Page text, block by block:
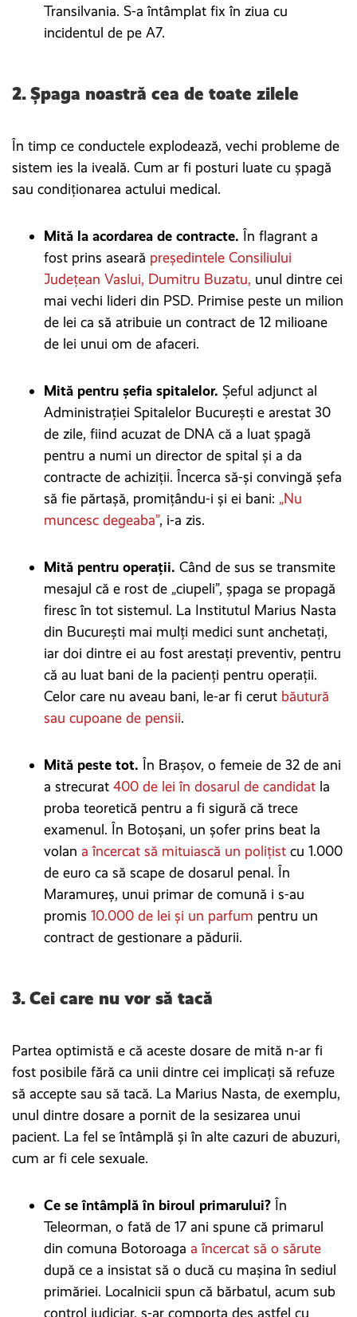
Transilvania. S-a întâmplat fix în ziua cu
incidentul de pe A7.
2. Șpaga noastră cea de toate zilele
În timp ce conductele explodează, vechi probleme de
sistem ies la iveală. Cum ar fi posturi luate cu șpagă
sau condiționarea actului medical.
Mită la acordarea de contracte. În flagrant a
fost prins aseară președintele Consiliului
Județean Vaslui, Dumitru Buzatu, unul dintre cei
mai vechi lideri din PSD. Primise peste un milion
de lei ca să atribuie un contract de 12 milioane
de lei unui om de afaceri.
Mită pentru șefia spitalelor. Șeful adjunct al
Administraţiei Spitalelor Bucureşti e arestat 30
de zile, fiind acuzat de DNA că a luat șpagă
pentru a numi un director de spital și a da
contracte de achiziții. Încerca să-și convingă șefa
să fie părtașă, promițându-i și ei bani: „Nu
muncesc degeaba”, i-a zis.
Mită pentru operații. Când de sus se transmite
mesajul că e rost de „ciupeli”, șpaga se propagă
firesc în tot sistemul. La Institutul Marius Nasta
din București mai mulți medici sunt anchetați,
iar doi dintre ei au fost arestați preventiv, pentru
că au luat bani de la pacienți pentru operații.
Celor care nu aveau bani, le-ar fi cerut băutură
sau cupoane de pensii.
Mită peste tot. În Brașov, o femeie de 32 de ani
a strecurat 400 de lei în dosarul de candidat la
proba teoretică pentru a fi sigură că trece
examenul. În Botoșani, un șofer prins beat la
volan a încercat să mituiască un polițist cu 1.000
de euro ca să scape de dosarul penal. În
Maramureș, unui primar de comună i s-au
promis 10.000 de lei și un parfum pentru un
contract de gestionare a pădurii.
3. Cei care nu vor să tacă
Partea optimistă e că aceste dosare de mită n-ar fi
fost posibile fără ca unii dintre cei implicați să refuze
să accepte sau să tacă. La Marius Nasta, de exemplu,
unul dintre dosare a pornit de la sesizarea unui
pacient. La fel se întâmplă și în alte cazuri de abuzuri,
cum ar fi cele sexuale.
Ce se întâmplă în biroul primarului? În
Teleorman, o fată de 17 ani spune că primarul
din comuna Botoroaga a încercat să o sărute
după ce a insistat să o ducă cu mașina în sediul
primăriei. Localnicii spun că bărbatul, acum sub
control judiciar, s-ar comporta des astfel cu